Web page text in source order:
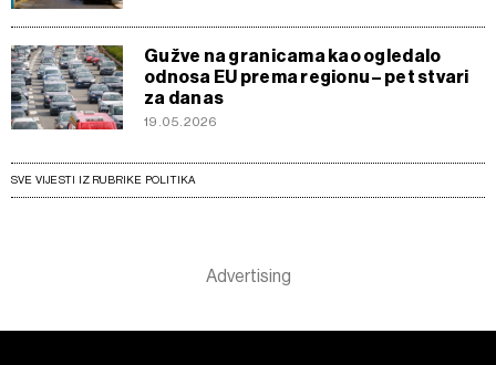
Gužve na granicama kao ogledalo
odnosa EU prema regionu – pet stvari
za danas
19.05.2026
SVE VIJESTI IZ RUBRIKE POLITIKA